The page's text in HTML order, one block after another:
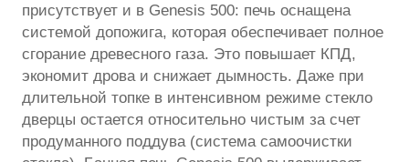
присутствует и в Genesis 500: печь оснащена
системой допожига, которая обеспечивает полное
сгорание древесного газа. Это повышает КПД,
экономит дрова и снижает дымность. Даже при
длительной топке в интенсивном режиме стекло
дверцы остается относительно чистым за счет
продуманного поддува (система самоочистки